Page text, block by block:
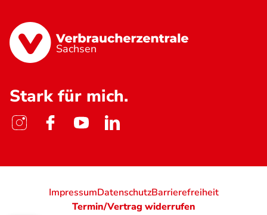
Sachsen
Stark für mich.
ImpressumDatenschutzBarrierefreiheit
Termin/Vertrag widerrufen